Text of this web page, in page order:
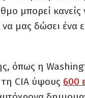
μπορεί
μας δώσει ένα
όπως η
τη CIA ύψους 600